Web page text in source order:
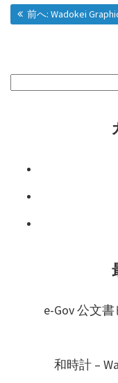
投
稿
ナ
ゲ
ー
ョ
前へ: 過去の投稿:
Wadokei Graphic – for
e-Gov 公文
和時計 –